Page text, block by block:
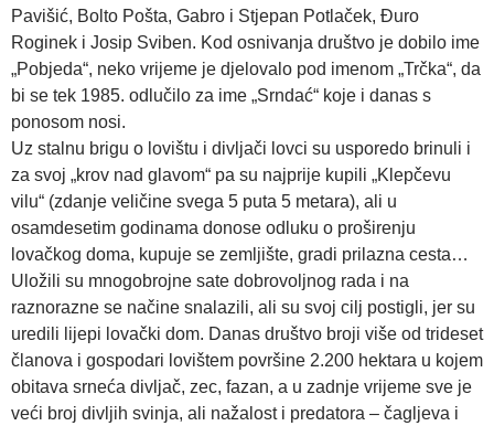
Pavišić, Bolto Pošta, Gabro i Stjepan Potlaček, Đuro
Roginek i Josip Sviben. Kod osnivanja društvo je dobilo ime
„Pobjeda“, neko vrijeme je djelovalo pod imenom „Trčka“, da
bi se tek 1985. odlučilo za ime „Srndać“ koje i danas s
ponosom nosi.
Uz stalnu brigu o lovištu i divljači lovci su usporedo brinuli i
za svoj „krov nad glavom“ pa su najprije kupili „Klepčevu
vilu“ (zdanje veličine svega 5 puta 5 metara), ali u
osamdesetim godinama donose odluku o proširenju
lovačkog doma, kupuje se zemljište, gradi prilazna cesta…
Uložili su mnogobrojne sate dobrovoljnog rada i na
raznorazne se načine snalazili, ali su svoj cilj postigli, jer su
uredili lijepi lovački dom. Danas društvo broji više od trideset
članova i gospodari lovištem površine 2.200 hektara u kojem
obitava srneća divljač, zec, fazan, a u zadnje vrijeme sve je
veći broj divljih svinja, ali nažalost i predatora – čagljeva i